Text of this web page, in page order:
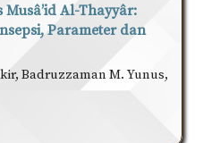
Al-Thayyâr:
Parameter dan
Badruzzaman M. Yunus,